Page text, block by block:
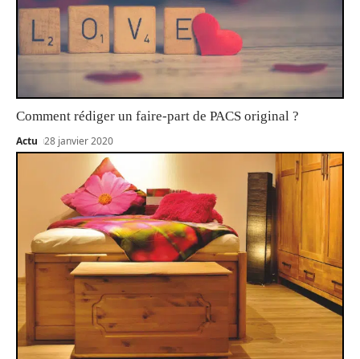
Comment rédiger un faire-part de PACS original ?
Actu 28 janvier 2020